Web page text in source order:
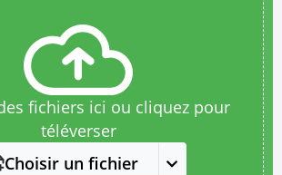
fichiers ici ou cliquez pour
téléverser
Choisir un fichier